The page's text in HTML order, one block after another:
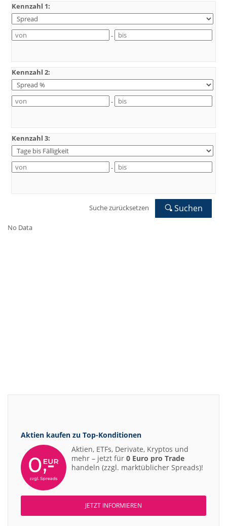
Kennzahl 1:
-
Kennzahl 2:
-
Kennzahl 3:
-
Suchen
Suche zurücksetzen
No Data
Aktien kaufen zu Top-Konditionen
Aktien, ETFs, Derivate, Kryptos und
mehr – jetzt für 0 Euro pro Trade
handeln (zzgl. marktüblicher Spreads)!
JETZT INFORMIEREN